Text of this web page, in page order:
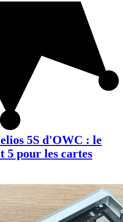
5S d'OWC : le
pour les cartes